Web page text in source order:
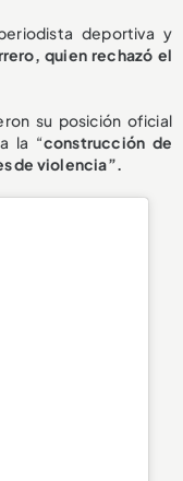
deportiva y
quien rechazó el
su posición oficial
la “construcción de
de violencia”.